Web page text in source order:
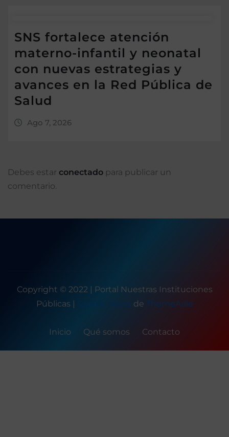
SNS fortalece atención
materno-infantil y neonatal
con nuevas estrategias y
avances en la Red Pública de
Salud
Ago 7, 2026
Debes estar conectado para publicar un
comentario.
Copyright © 2022 | Portal Nuestras Instituciones
Públicas
Seattle News de ThemeArile
Inicio Qué somos Contacto